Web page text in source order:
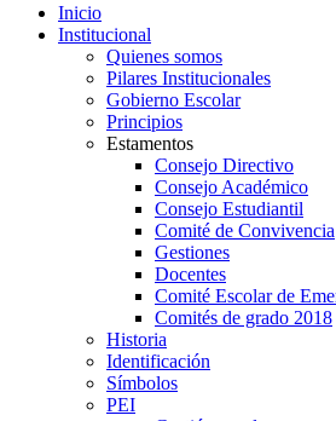
Inicio
Institucional
Quienes somos
Pilares Institucionales
Gobierno Escolar
Principios
Estamentos
Consejo Directivo
Consejo Académico
Consejo Estudiantil
Comité de Convivencia
Gestiones
Docentes
Comité Escolar de
Comités de grado 2018
Historia
Identificación
Símbolos
PEI